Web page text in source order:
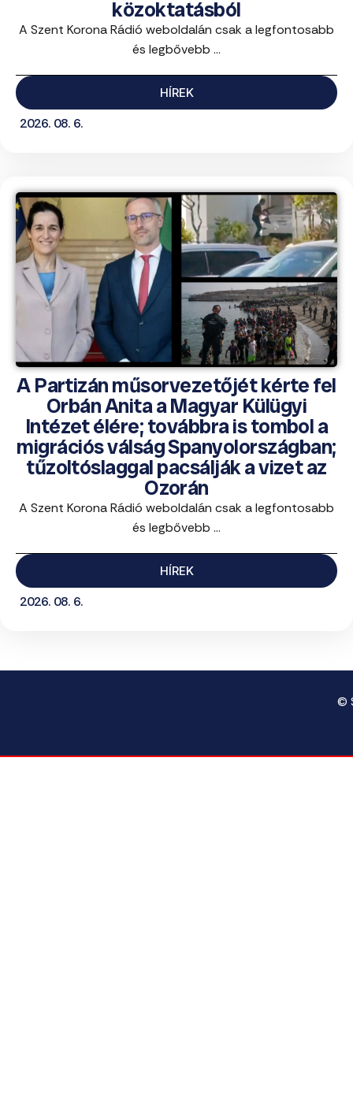
közoktatásból
A Szent Korona Rádió weboldalán csak a legfontosabb
és legbővebb ...
HÍREK
2026. 08. 6.
A Partizán műsorvezetőjét kérte fel
Orbán Anita a Magyar Külügyi
Intézet élére; továbbra is tombol a
migrációs válság Spanyolországban;
tűzoltóslaggal pacsálják a vizet az
Ozorán
A Szent Korona Rádió weboldalán csak a legfontosabb
és legbővebb ...
HÍREK
2026. 08. 6.
©